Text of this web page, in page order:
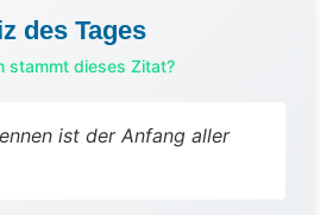
des Tages
stammt dieses Zitat?
ist der Anfang aller